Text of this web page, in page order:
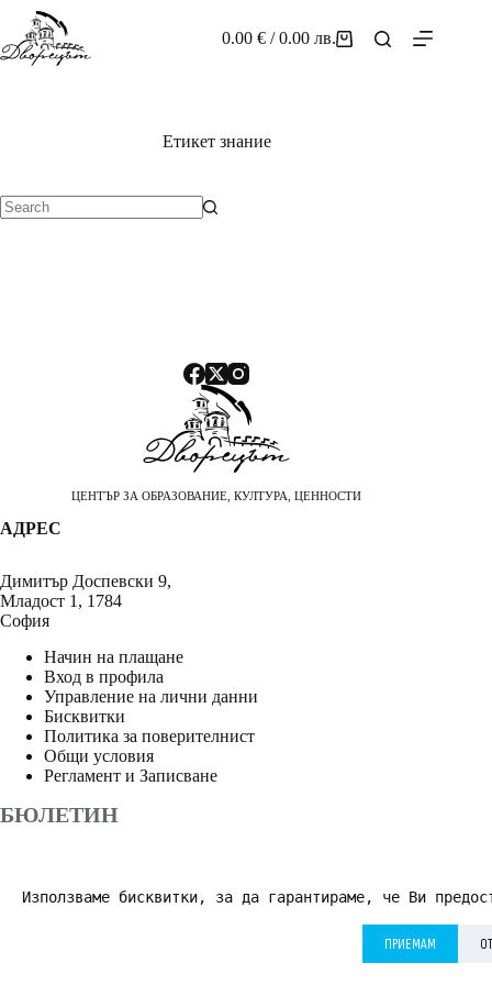
content
Използваме бисквитки, за да гарантираме, че Ви
ПРИЕМАМ
Shopping
0.00€ / 0.00 лв.
Етикетзнание
ЦЕНТЪР ЗА ОБРАЗОВАНИЕ, КУЛТУРА, ЦЕННОСТИ
АДРЕС
Димитър Доспевски 9,
Младост 1, 1784
София
Начин на плащане
Вход в профила
Управление на лични данни
Бисквитки
Политика за поверителнист
Общи условия
Регламент и Записване
БЮЛЕТИН
АБОНИРАНЕ